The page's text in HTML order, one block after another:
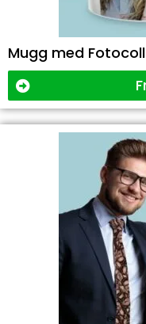
Mugg med